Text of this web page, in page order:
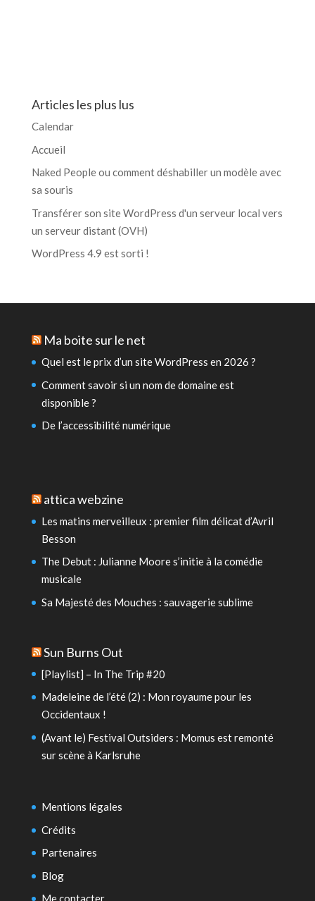
Articles les plus lus
Calendar
Accueil
Naked People ou comment déshabiller un modèle avec
sa souris
Transférer son site WordPress d'un serveur local vers
un serveur distant (OVH)
WordPress 4.9 est sorti !
Ma boite sur le net
Quel est le prix d’un site WordPress en 2026 ?
Comment savoir si un nom de domaine est
disponible ?
De l’accessibilité numérique
attica webzine
Les matins merveilleux : premier film délicat d’Avril
Besson
The Debut : Julianne Moore s’initie à la comédie
musicale
Sa Majesté des Mouches : sauvagerie sublime
Sun Burns Out
[Playlist] – In The Trip #20
Madeleine de l’été (2) : Mon royaume pour les
Occidentaux !
(Avant le) Festival Outsiders : Momus est remonté
sur scène à Karlsruhe
Mentions légales
Crédits
Partenaires
Blog
Me contacter